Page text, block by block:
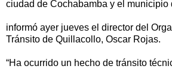
ciudad de Cochabamba y el municipio
informó ayer jueves el director del
Tránsito de Quillacollo, Oscar Rojas.
“Ha ocurrido un hecho de tránsito